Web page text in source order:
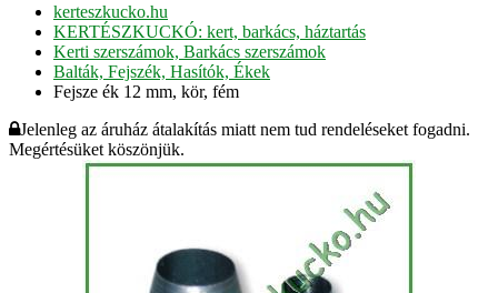
kerteszkucko.hu
KERTÉSZKUCKÓ: kert, barkács, háztartás
Kerti szerszámok, Barkács szerszámok
Balták, Fejszék, Hasítók, Ékek
Fejsze ék 12 mm, kör, fém
Jelenleg az áruház átalakítás miatt nem tud rendeléseket fogadni.
Megértésüket köszönjük.